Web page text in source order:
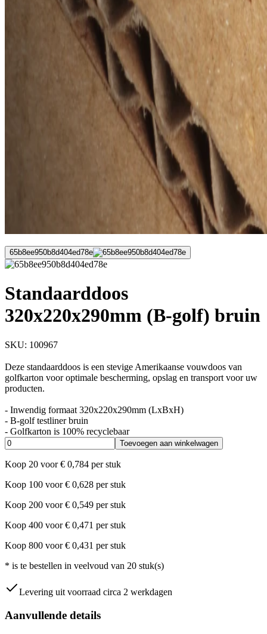
65b8ee950b8d404ed78e
Standaarddoos
320x220x290mm (B-golf) bruin
SKU: 100967
Deze standaarddoos is een stevige Amerikaanse vouwdoos van
golfkarton voor optimale bescherming, opslag en transport voor uw
producten.
- Inwendig formaat 320x220x290mm (LxBxH)
- B-golf testliner bruin
- Golfkarton is 100% recyclebaar
Toevoegen aan winkelwagen
Koop 20 voor € 0,784 per stuk
Koop 100 voor € 0,628 per stuk
Koop 200 voor € 0,549 per stuk
Koop 400 voor € 0,471 per stuk
Koop 800 voor € 0,431 per stuk
* is te bestellen in veelvoud van 20 stuk(s)
Levering uit voorraad circa 2 werkdagen
Aanvullende details